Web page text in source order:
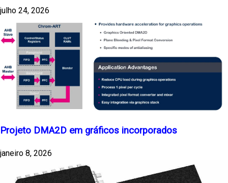
julho 24, 2026
Projeto DMA2D em gráficos incorporados
janeiro 8, 2026